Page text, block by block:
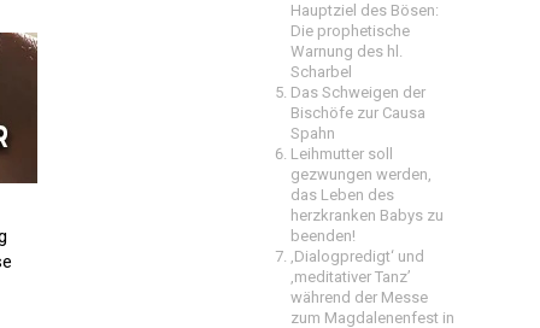
Hauptziel des Bösen:
Die prophetische
Warnung des hl.
Scharbel
Das Schweigen der
Bischöfe zur Causa
Spahn
Leihmutter soll
gezwungen werden,
das Leben des
herzkranken Babys zu
beenden!
‚Dialogpredigt‘ und
‚meditativer Tanz’
während der Messe
zum Magdalenenfest in